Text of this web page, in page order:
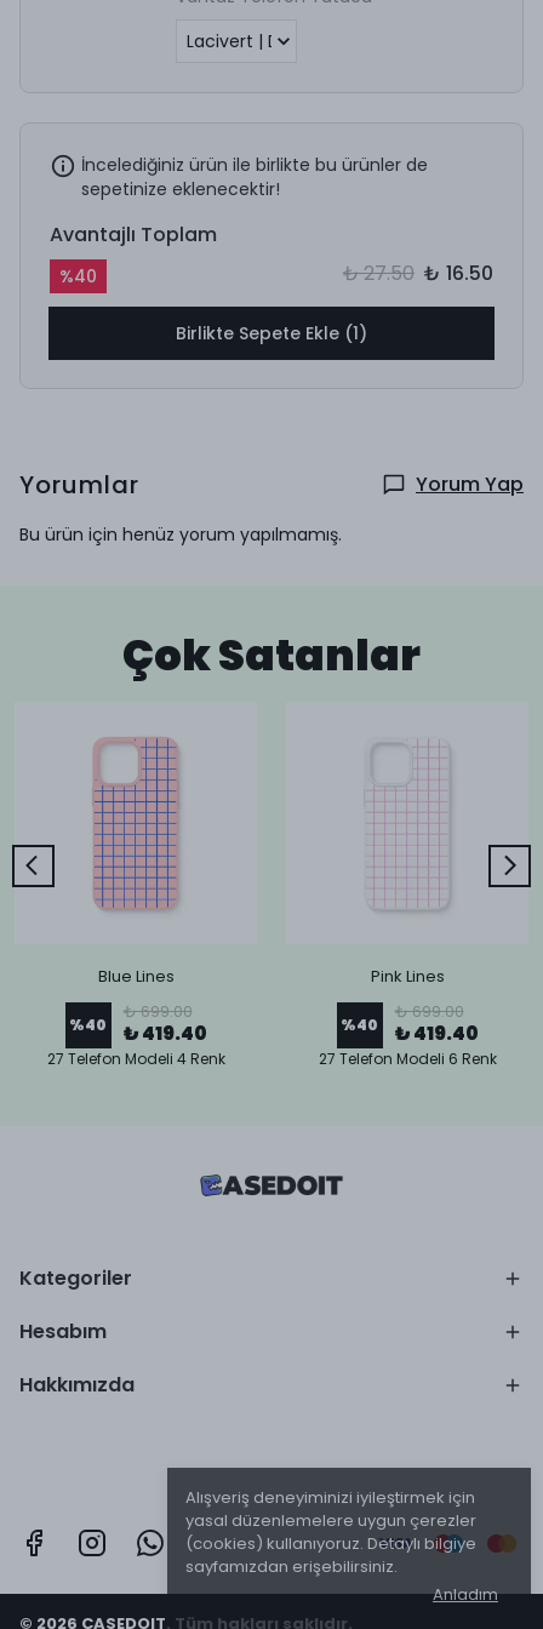
Alışveriş deneyiminizi iyileştirmek için
yasal düzenlemelere uygun çerezler
(cookies) kullanıyoruz. Detaylı bilgiye
sayfamızdan erişebilirsiniz.
Anladım
İncelediğiniz ürün ile birlikte bu ürünler de
sepetinize eklenecektir!
Avantajlı Toplam
%40 ₺ 27.50 ₺ 16.50
Birlikte Sepete Ekle (1)
Yorumlar Yorum Yap
Bu ürün için henüz yorum yapılmamış.
Çok Satanlar
Blue Lines
%40
₺ 699.00
₺ 419.40
27 Telefon Modeli 4 Renk
Pink Lines
%40
₺ 699.00
₺ 419.40
27 Telefon Modeli 6 Renk
Kategoriler
Hesabım
Hakkımızda
© 2026 CASEDOIT. Tüm hakları saklıdır.